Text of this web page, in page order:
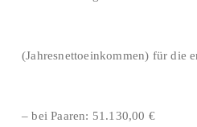
(Jahresnettoeinkommen) für die
– bei Paaren: 51.130,00 €